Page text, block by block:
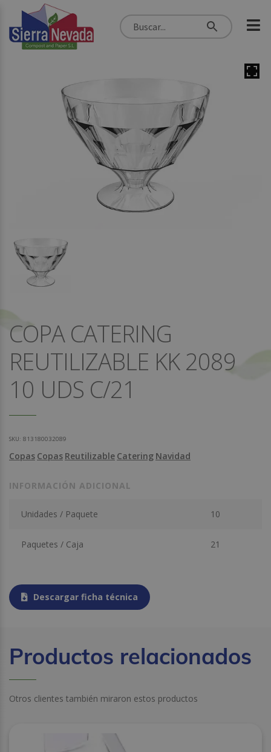
COPA CATERING
REUTILIZABLE KK 2089
10 UDS C/21
SKU: 813180032089
Copas Copas Reutilizable Catering Navidad
INFORMACIÓN ADICIONAL
Unidades / Paquete 10
Paquetes / Caja 21
Descargar ficha técnica
Productos relacionados
Otros clientes también miraron estos productos